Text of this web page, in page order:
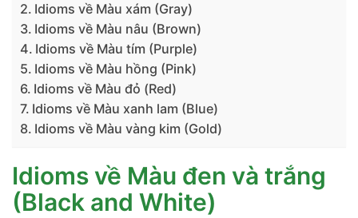
Idioms về Màu xám (Gray)
Idioms về Màu nâu (Brown)
Idioms về Màu tím (Purple)
Idioms về Màu hồng (Pink)
Idioms về Màu đỏ (Red)
Idioms về Màu xanh lam (Blue)
Idioms về Màu vàng kim (Gold)
Idioms về Màu đen và trắng
(Black and White)